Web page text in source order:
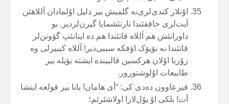
اۇنلار کندی‌لری‌نە گلمیش بیر دلیل اۇلمادان آللاهئن
آیت‌لری حاققئندا تارتئشمایا گیرن‌لردیر. بو
داورانئش هم آللاە قاتئندا هم دە اینانئپ گۆونن‌لر
قاتئندا نە بۆیۆک اؤفکە سببی‌دیر! آللاە کیبیرلی وە
زۇربا اۇلان هرکسین قالبیندە ایشتە بؤیلە بیر
طابیعات اۇلوشتورور.
فیرعاوون دەدی کی: “أی هامان! بانا بیر قولعە اینشا
أت! بلکی اۇ یۇل‌لارا اولاشئرئم؛